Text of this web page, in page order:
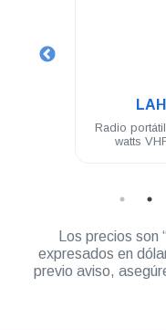
Radio
watts
Los precios
expresados en
previo aviso,